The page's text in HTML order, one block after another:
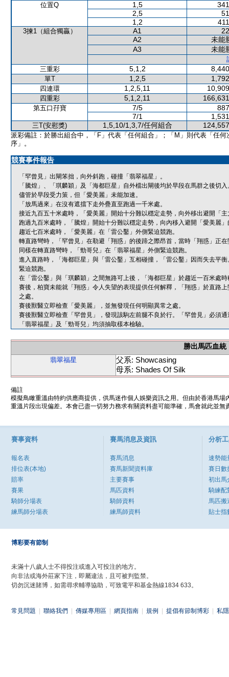
位置Q 1,5
2,5
1,2
3揀1（組合獨贏） A1
A2
未能
A3
未能
三重彩
5,1,2
單T 1,2,5
四連環 1,2,5,11
四重彩 5,1,2,11
第五口孖寶 7/5
7/1
三T(安慰獎) 1,5,10/1,3,7/任何組合
派彩備註：於勝出組合中，「F」代表「任何組合」；「M」則代表「任何
序」。
競賽事件報告
「罕曾見」出閘笨拙，向外斜跑，碰撞「翡翠福星」。
「騰煌」、「琪麟穎」及「海都巨星」自外檔出閘後均於早段在馬群之後切入
儘管於早段受力策，但「愛美麗」未能加速。
「放馬過來」在沒有遮擋下走外疊直至跑過一千米處。
接近九百五十米處時，「愛美麗」開始十分難以穩定走勢，向外移出避開「
跑過九百米處時，「騰煌」開始十分難以穩定走勢，向內移入避開「愛美麗
趨近七百米處時，「愛美麗」在「雷公鑿」外側緊迫競跑。
轉直路彎時，「罕曾見」在勒避「翔惑」的後蹄之際昂首，當時「翔惑」正在
同樣在轉直路彎時，「勁哥兒」在「翡翠福星」外側緊迫競跑。
進入直路時，「海都巨星」與「雷公鑿」互相碰撞，「雷公鑿」因而失去平
緊迫競跑。
在「雷公鑿」與「琪麟穎」之間無路可上後，「海都巨星」於趨近一百米處
賽後，柏寶未能就「翔惑」令人失望的表現提供任何解釋，「翔惑」於直路
之處。
賽後獸醫立即檢查「愛美麗」，並無發現任何明顯異常之處。
賽後獸醫立即檢查「罕曾見」，發現該駒左前腿不良於行。「罕曾見」必須
「翡翠福星」及「勁哥兒」均須抽取樣本檢驗。
勝出馬匹血統
翡翠福星
父系: Showcasing
母系: Shades Of Silk
備註
模擬鳥瞰重溫由特約供應商提供，供馬迷作個人娛樂資訊之用。但由於香港馬
重溫片段出現偏差。本會已盡一切努力務求有關資料盡可能準確，馬會就此並
賽事資料
報名表
排位表(本地)
賠率
賽果
騎師分場表
練馬師分場表
賽馬消息及資訊
賽馬消息
賽馬新聞資料庫
主要賽事
馬匹資料
騎師資料
練馬師資料
分析
速勢能
賽日數
初出馬
騎練配
馬匹搬
貼士指
博彩要有節制
未滿十八歲人士不得投注或進入可投注的地方。
向非法或海外莊家下注，即屬違法，且可被判監禁。
切勿沉迷賭博，如需尋求輔導協助，可致電平和基金熱線1834 633。
常見問題 聯絡我們 傳媒專用區 網頁指南 規例 提倡有節制博彩 私